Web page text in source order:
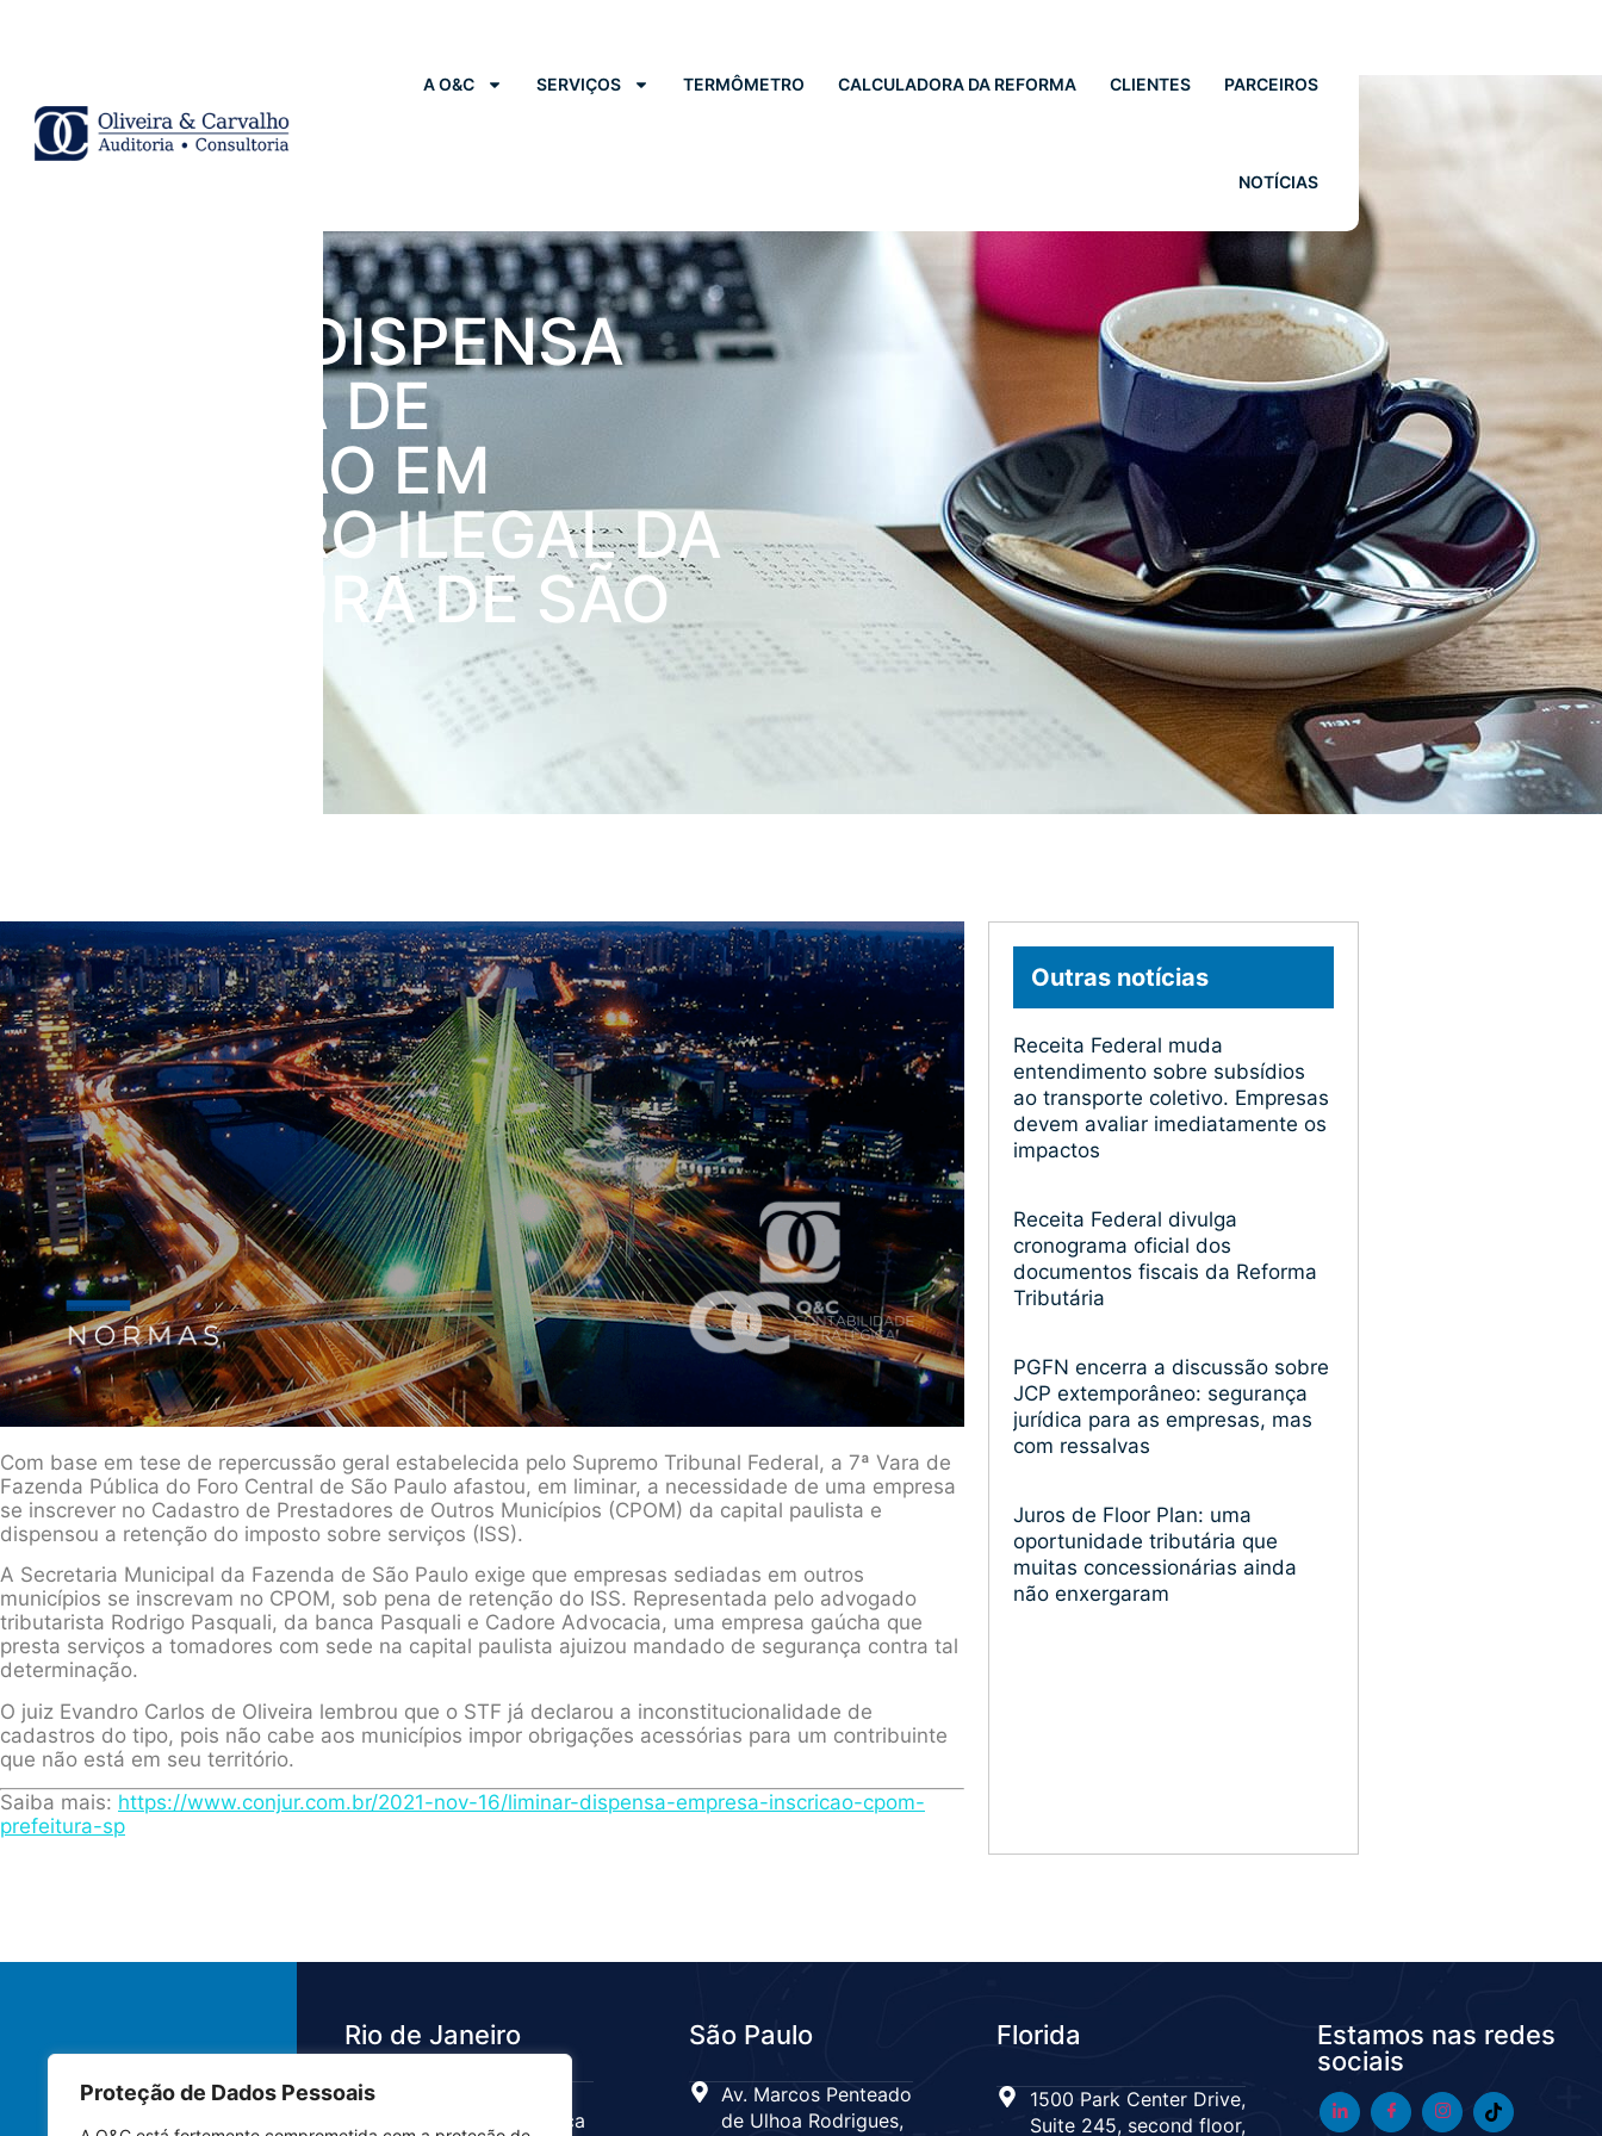
Proteção de Dados Pessoais
A O&C SERVIÇOS TERMÔMETRO CALCULADORA DA REFORMA CLIENTES PARCEIROS
NOTÍCIAS
LIMINAR DISPENSA
EMPRESA DE
INSCRIÇÃO EM
CADASTRO ILEGAL DA
PREFEITURA DE SÃO
Com base em tese de repercussão geral estabelecida pelo Supremo Tribunal Federal, a 7ª Vara de
Fazenda Pública do Foro Central de São Paulo afastou, em liminar, a necessidade de uma empresa
se inscrever no Cadastro de Prestadores de Outros Municípios (CPOM) da capital paulista e
dispensou a retenção do imposto sobre serviços (ISS).
A Secretaria Municipal da Fazenda de São Paulo exige que empresas sediadas em outros
municípios se inscrevam no CPOM, sob pena de retenção do ISS. Representada pelo advogado
tributarista Rodrigo Pasquali, da banca Pasquali e Cadore Advocacia, uma empresa gaúcha que
presta serviços a tomadores com sede na capital paulista ajuizou mandado de segurança contra tal
determinação.
O juiz Evandro Carlos de Oliveira lembrou que o STF já declarou a inconstitucionalidade de
cadastros do tipo, pois não cabe aos municípios impor obrigações acessórias para um contribuinte
que não está em seu território.
Saiba mais: https://www.conjur.com.br/2021-nov-16/liminar-dispensa-empresa-inscricao-cpom-
prefeitura-sp
Outras notícias
Receita Federal muda
entendimento sobre subsídios
ao transporte coletivo. Empresas
devem avaliar imediatamente os
impactos
Receita Federal divulga
cronograma oficial dos
documentos fiscais da Reforma
Tributária
PGFN encerra a discussão sobre
JCP extemporâneo: segurança
jurídica para as empresas, mas
com ressalvas
Juros de Floor Plan: uma
oportunidade tributária que
muitas concessionárias ainda
não enxergaram
Rio de Janeiro
3.500 - Barra da Tijuca
São Paulo
Av. Marcos Penteado
de Ulhoa Rodrigues,
Florida
1500 Park Center Drive,
Suite 245, second floor,
Estamos nas redes
sociais